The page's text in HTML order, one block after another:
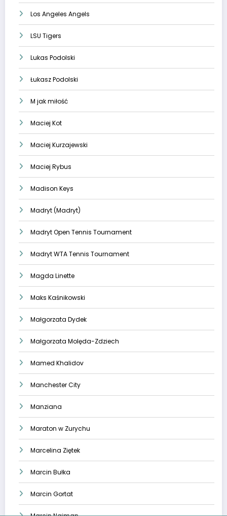
Los Angeles Angels
LSU Tigers
Lukas Podolski
Łukasz Podolski
M jak miłość
Maciej Kot
Maciej Kurzajewski
Maciej Rybus
Madison Keys
Madryt (Madryt)
Madryt Open Tennis Tournament
Madryt WTA Tennis Tournament
Magda Linette
Maks Kaśnikowski
Małgorzata Dydek
Małgorzata Molęda-Zdziech
Mamed Khalidov
Manchester City
Manziana
Maraton w Zurychu
Marcelina Ziętek
Marcin Bułka
Marcin Gortat